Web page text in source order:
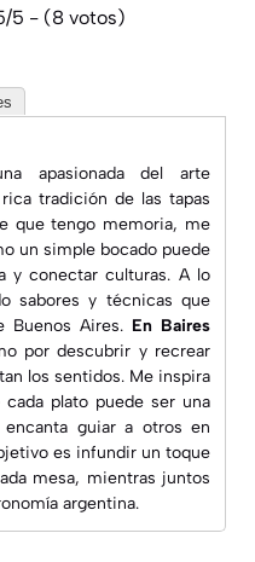
5 - (8 votos)
apasionada del arte
tradición de las tapas
que tengo memoria, me
un simple bocado puede
y conectar culturas. A lo
sabores y técnicas que
Buenos Aires. En Baires
por descubrir y recrear
los sentidos. Me inspira
plato puede ser una
guiar a otros en
es infundir un toque
mesa, mientras juntos
argentina.